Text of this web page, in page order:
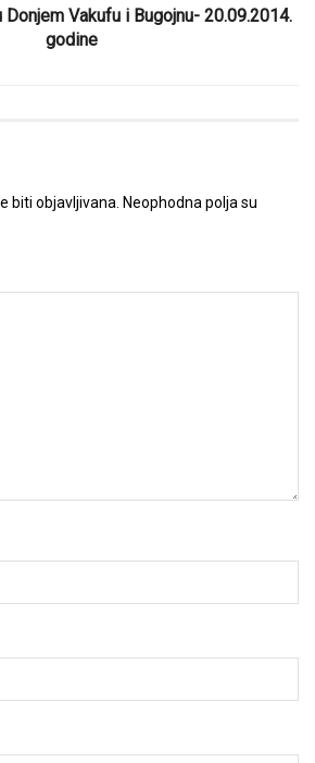
Donjem Vakufu i Bugojnu- 20.09.2014.
godine
biti objavljivana. Neophodna polja su